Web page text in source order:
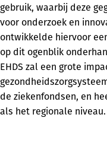
gebruik, waarbij deze
voor onderzoek en
ontwikkelde hiervoor
op dit ogenblik
EHDS zal een grote
de ziekenfondsen, en
als het regionale niveau.